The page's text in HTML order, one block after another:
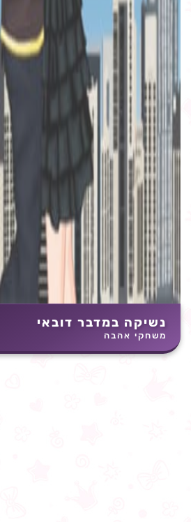
נשיקה במדבר דובאי
משחקי אהבה